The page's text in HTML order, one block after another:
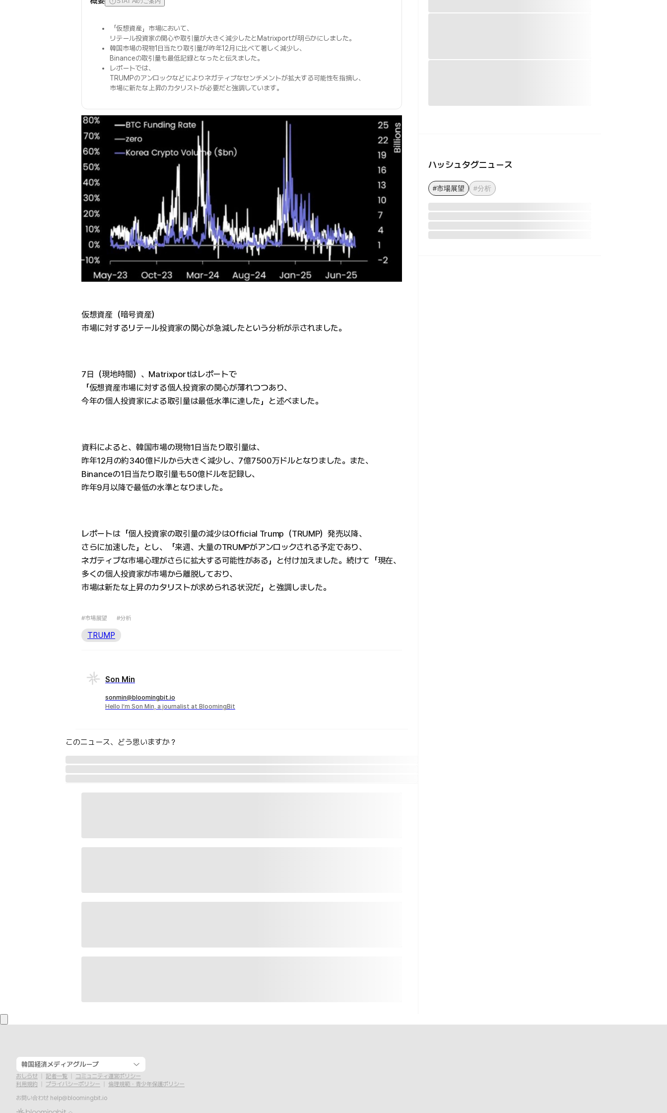
「仮想資産」市場において、
リテール投資家の関心や取引量が大きく減少したとMatrixportが明らかにしました。
韓国市場の現物1日当たり取引量が昨年12月に比べて著しく減少し、
Binanceの取引量も最低記録となったと伝えました。
レポートでは、
TRUMPのアンロックなどによりネガティブなセンチメントが拡大する可能性を指摘し、
市場に新たな上昇のカタリストが必要だと強調しています。
仮想資産（暗号資産）
市場に対するリテール投資家の関心が急減したという分析が示されました。
7日（現地時間）、Matrixportはレポートで
「仮想資産市場に対する個人投資家の関心が薄れつつあり、
今年の個人投資家による取引量は最低水準に達した」と述べました。
資料によると、韓国市場の現物1日当たり取引量は、
昨年12月の約340億ドルから大きく減少し、7億7500万ドルとなりました。また、
Binanceの1日当たり取引量も50億ドルを記録し、
昨年9月以降で最低の水準となりました。
レポートは「個人投資家の取引量の減少はOfficial Trump（TRUMP）発売以降、
さらに加速した」とし、「来週、大量のTRUMPがアンロックされる予定であり、
ネガティブな市場心理がさらに拡大する可能性がある」と付け加えました。続けて「現在、
多くの個人投資家が市場から離脱しており、
市場は新たな上昇のカタリストが求められる状況だ」と強調しました。
#市場展望 #分析
TRUMP
Son Min
sonmin@bloomingbit.io
Hello I’m Son Min, a journalist at BloomingBit
このニュース、どう思いますか？
ハッシュタグニュース
#市場展望 #分析
韓国経済メディアグループ
おしらせ 記者一覧
コミュニティ運営ポリシー
利用規約
プライバシーポリシー
倫理規範・青少年保護ポリシー
お問い合わせ help@bloomingbit.io